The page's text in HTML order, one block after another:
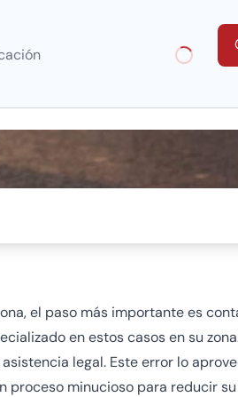
el paso más importante es
en estos casos en su
legal. Este error lo
proceso minucioso para reducir